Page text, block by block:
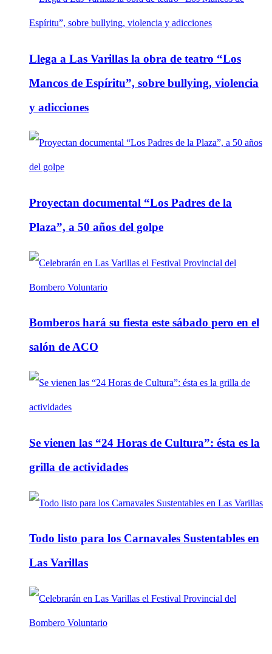
Llega a Las Varillas la obra de teatro “Los
Mancos de Espíritu”, sobre bullying, violencia
y adicciones
Proyectan documental “Los Padres de la
Plaza”, a 50 años del golpe
Bomberos hará su fiesta este sábado pero en el
salón de ACO
Se vienen las “24 Horas de Cultura”: ésta es la
grilla de actividades
Todo listo para los Carnavales Sustentables en
Las Varillas